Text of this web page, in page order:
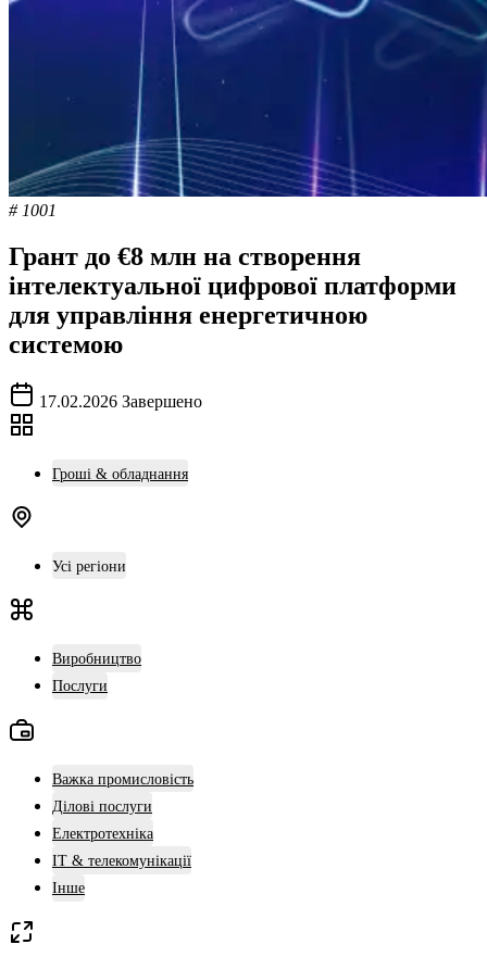
# 1001
Грант до €8 млн на створення
інтелектуальної цифрової платформи
для управління енергетичною
системою
17.02.2026 Завершено
Гроші & обладнання
Усі регіони
Виробництво
Послуги
Важка промисловість
Ділові послуги
Електротехніка
ІТ & телекомунікації
Інше